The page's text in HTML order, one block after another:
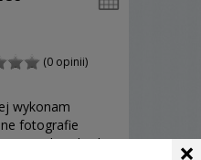
(0 opinii)
wykonam
fotografie
chwile i